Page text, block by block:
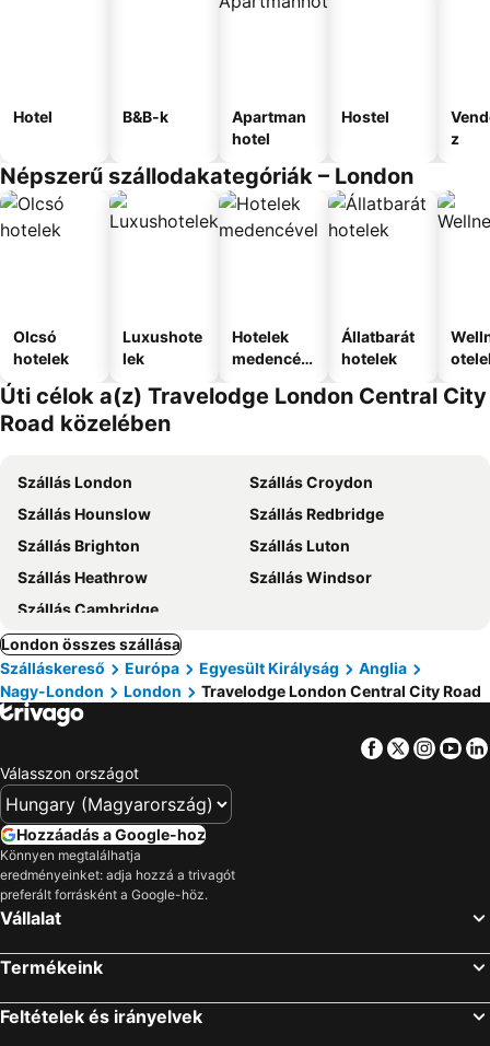
Hotel B&B-k
Apartman
hotel
Hostel
z
Népszerű szállodakategóriák – London
Olcsó
hotelek
Luxushote
lek
Hotelek
medencév
Állatbarát
hotelek
Úti célok a(z) Travelodge London Central City
Road közelében
Szállás London
Szállás Croydon
Szállás Hounslow
Szállás Redbridge
Szállás Brighton
Szállás Luton
Szállás Heathrow
Szállás Windsor
Szállás Cambridge
London összes szállása
Szálláskereső
Európa Egyesült Királyság
Anglia
Nagy-London
London Travelodge London Central City Road
Facebook
Twitter
Válasszon országot
Hozzáadás a Google-hoz
Könnyen megtalálhatja
eredményeinket: adja hozzá a trivagót
preferált forrásként a Google-höz.
Vállalat
Termékeink
Feltételek és irányelvek